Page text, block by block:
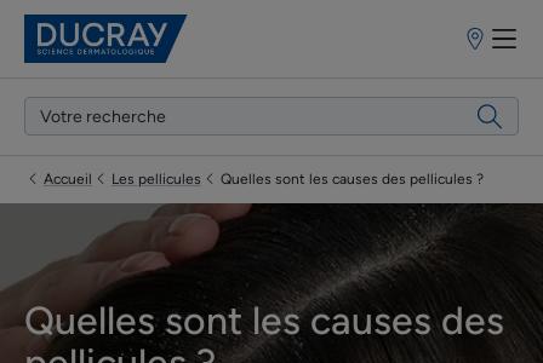
Points
vente
Accueil Les pellicules Quelles sont les causes des pellicules ?
Quelles sont les causes des